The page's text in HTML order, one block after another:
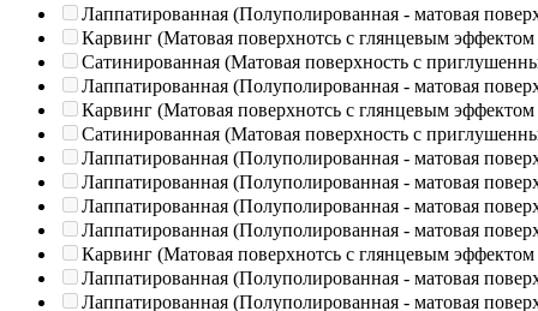
Лаппатированная (Полуполированная - матовая
Карвинг (Матовая поверхнотсь с глянцевым эффектом
Сатинированная (Матовая поверхность с
Лаппатированная (Полуполированная - матовая
Карвинг (Матовая поверхнотсь с глянцевым эффектом
Сатинированная (Матовая поверхность с
Лаппатированная (Полуполированная - матовая
Лаппатированная (Полуполированная - матовая
Лаппатированная (Полуполированная - матовая
Лаппатированная (Полуполированная - матовая
Карвинг (Матовая поверхнотсь с глянцевым эффектом
Лаппатированная (Полуполированная - матовая
Лаппатированная (Полуполированная - матовая